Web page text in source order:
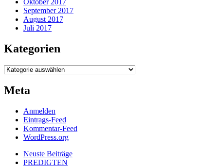
Oktober 2017
September 2017
August 2017
Juli 2017
Kategorien
Kategorien
Meta
Anmelden
Eintrags-Feed
Kommentar-Feed
WordPress.org
Neuste Beiträge
PREDIGTEN